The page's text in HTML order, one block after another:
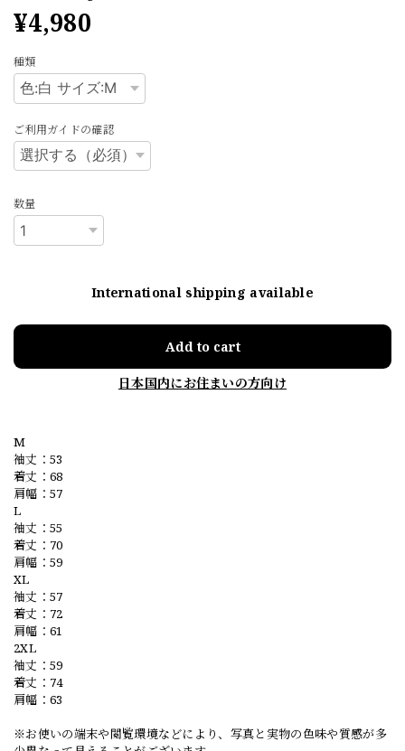
¥4,980
種類
ご利用ガイドの確認
数量
International shipping available
Add to cart
日本国内にお住まいの方向け
M
袖丈：53
着丈：68
肩幅：57
L
袖丈：55
着丈：70
肩幅：59
XL
袖丈：57
着丈：72
肩幅：61
2XL
袖丈：59
着丈：74
肩幅：63
※お使いの端末や閲覧環境などにより、写真と実物の色味や質感が多